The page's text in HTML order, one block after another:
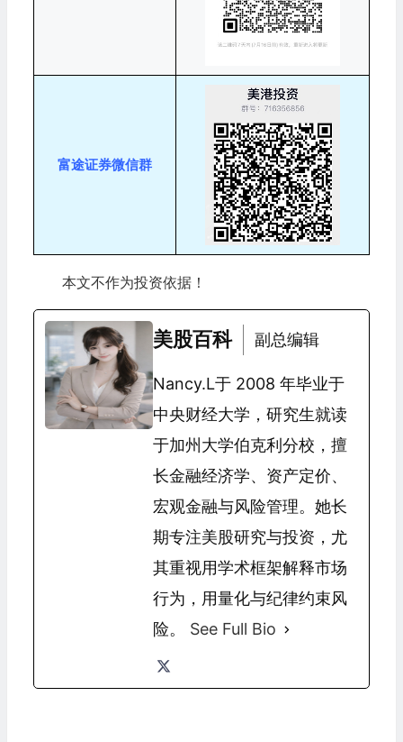
富途证券微信群
本文不作为投资依据！
美股百科 副总编辑
Nancy.L于 2008 年毕业于
中央财经大学，研究生就读
于加州大学伯克利分校，擅
长金融经济学、资产定价、
宏观金融与风险管理。她长
期专注美股研究与投资，尤
其重视用学术框架解释市场
行为，用量化与纪律约束风
险。 See Full Bio